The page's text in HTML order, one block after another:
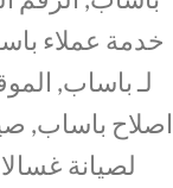
خدمة عملاء
لـ باساب,
اصلاح باساب,
لصيانة